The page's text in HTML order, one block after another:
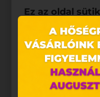
Ez az oldal
Weboldalunkon
alkalmazunk. Ezek
tárolnak webes
hozzájárulása
A „sütiket" az